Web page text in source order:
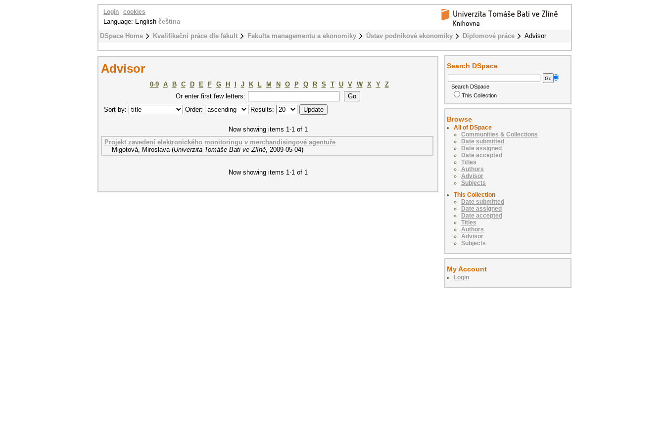
DSpace Home Kvalifikační práce dle fakult Fakulta managementu a ekonomiky Ústav podnikové ekonomiky Diplomové práce Advisor
Login cookies
Language: English čeština
Advisor
0-9 A B C D E F G H J K L M N O P Q R S T U V W X Y
Z
Or enter first few letters:
Sort by:
Order: Results:
Now showing items 1-1 of 1
Projekt zavedení elektronického monitoringu v merchandisingové agentuře
Migotová, Miroslava (Univerzita Tomáše Bati ve Zlíně, 2009-05-04)
Now showing items 1-1 of 1
Search DSpace
Search DSpace
This Collection
Browse
All of DSpace
Communities & Collections
Date submitted
Date assigned
Date accepted
Titles
Authors
Advisor
Subjects
This Collection
Date submitted
Date assigned
Date accepted
Titles
Authors
Advisor
Subjects
My Account
Login